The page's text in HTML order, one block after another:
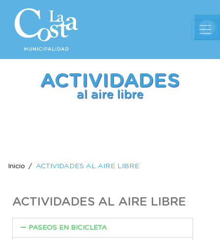
ACTIVIDADES
al aire libre
Inicio ACTIVIDADES AL AIRE LIBRE
ACTIVIDADES AL AIRE LIBRE
PASEOS EN BICICLETA